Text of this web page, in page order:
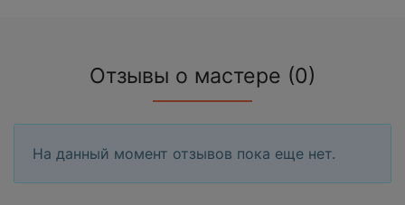
Отзывы о мастере (0)
На данный момент отзывов пока еще нет.